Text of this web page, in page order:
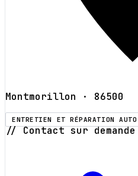
Montmorillon · 86500
ENTRETIEN ET RÉPARATION AUTO
// Contact sur demande